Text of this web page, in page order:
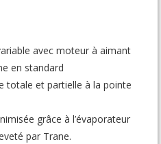
avec moteur à aimant
en standard
totale et partielle à la pointe
grâce à l’évaporateur
par Trane.